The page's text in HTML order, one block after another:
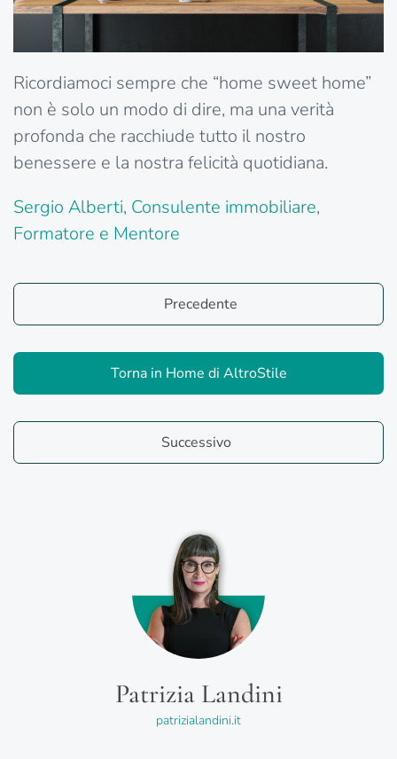
Ricordiamoci sempre che “home sweet home”
non è solo un modo di dire, ma una verità
profonda che racchiude tutto il nostro
benessere e la nostra felicità quotidiana.
Sergio Alberti, Consulente immobiliare,
Formatore e Mentore
Precedente
Torna in Home di AltroStile
Successivo
Patrizia Landini
patrizialandini.it